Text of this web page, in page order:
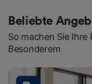
Beliebte
So machen Sie Ihre
Besonderem